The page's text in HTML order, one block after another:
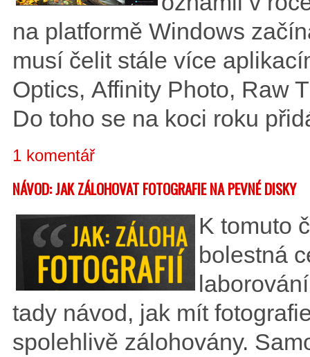
na platformě Windows
musí čelit stále více
Optics, Affinity Photo, Raw
Do toho se na koci roku
1 komentář
NÁVOD: JAK ZÁLOHOVAT FOTOGRAFIE NA PEVNÉ DISKY
K tomuto
bolestná
tady návod, jak mít
spolehlivě zálohovány.